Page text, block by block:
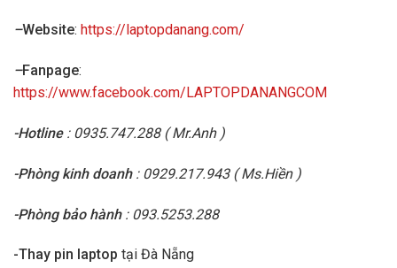
–Website: https://laptopdanang.com/
–Fanpage:
https://www.facebook.com/LAPTOPDANANGCOM
-Hotline: 0935.747.288 ( Mr.Anh )
-Phòng kinh doanh: 0929.217.943 ( Ms.Hiền )
-Phòng bảo hành: 093.5253.288
-Thay pin laptop tại Đà Nẵng